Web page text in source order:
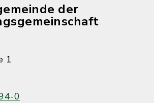
der
1
0